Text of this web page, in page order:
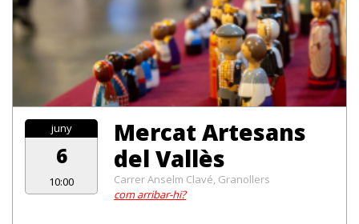
juny
6
10:00
Mercat Artesans
del Vallès
Carrer Anselm Clavé, Granollers
com arribar-hi?